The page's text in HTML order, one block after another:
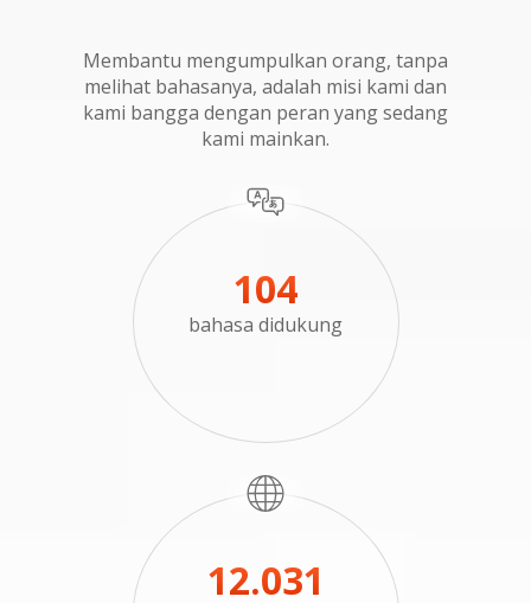
Membantu mengumpulkan orang, tanpa
melihat bahasanya, adalah misi kami dan
kami bangga dengan peran yang sedang
kami mainkan.
104
bahasa didukung
12.031